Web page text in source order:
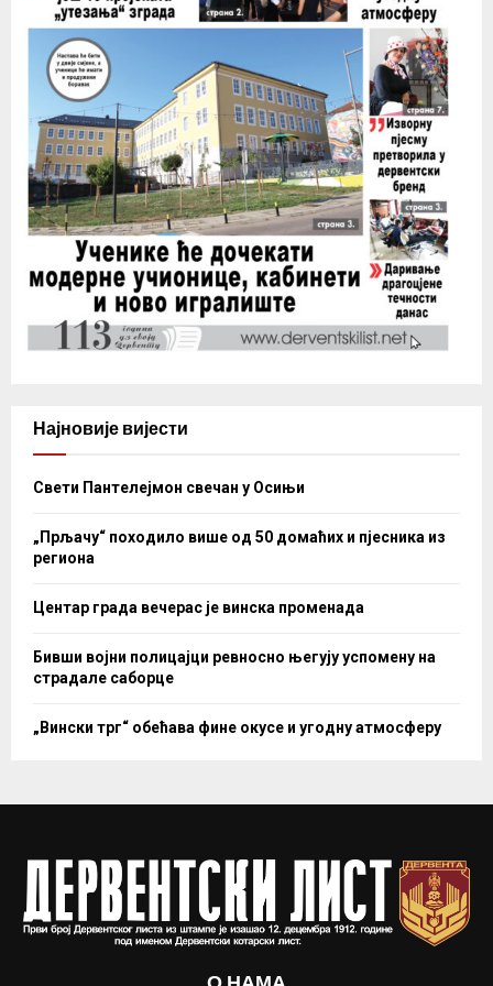
Најновије вијести
Свети Пантелејмон свечан у Осињи
„Прљачу“ походило више од 50 домаћих и пјесника из
региона
Центар града вечерас је винска променада
Бивши војни полицајци ревносно његују успомену на
страдале саборце
„Вински трг“ обећава фине окусе и угодну атмосферу